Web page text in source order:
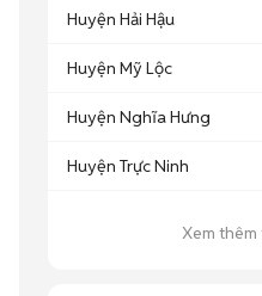
Huyện Hải Hậu
Huyện Mỹ Lộc
Huyện Nghĩa Hưng
Huyện Trực Ninh
Xem thêm